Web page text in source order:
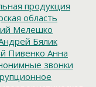
продукция
область
Мелешко
Бялик
Пивенко Анна
звонки